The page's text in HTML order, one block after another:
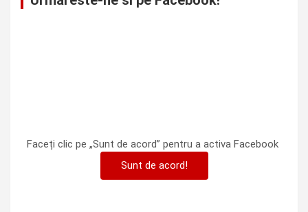
Faceți clic pe „Sunt de acord” pentru a activa Facebook
Sunt de acord!